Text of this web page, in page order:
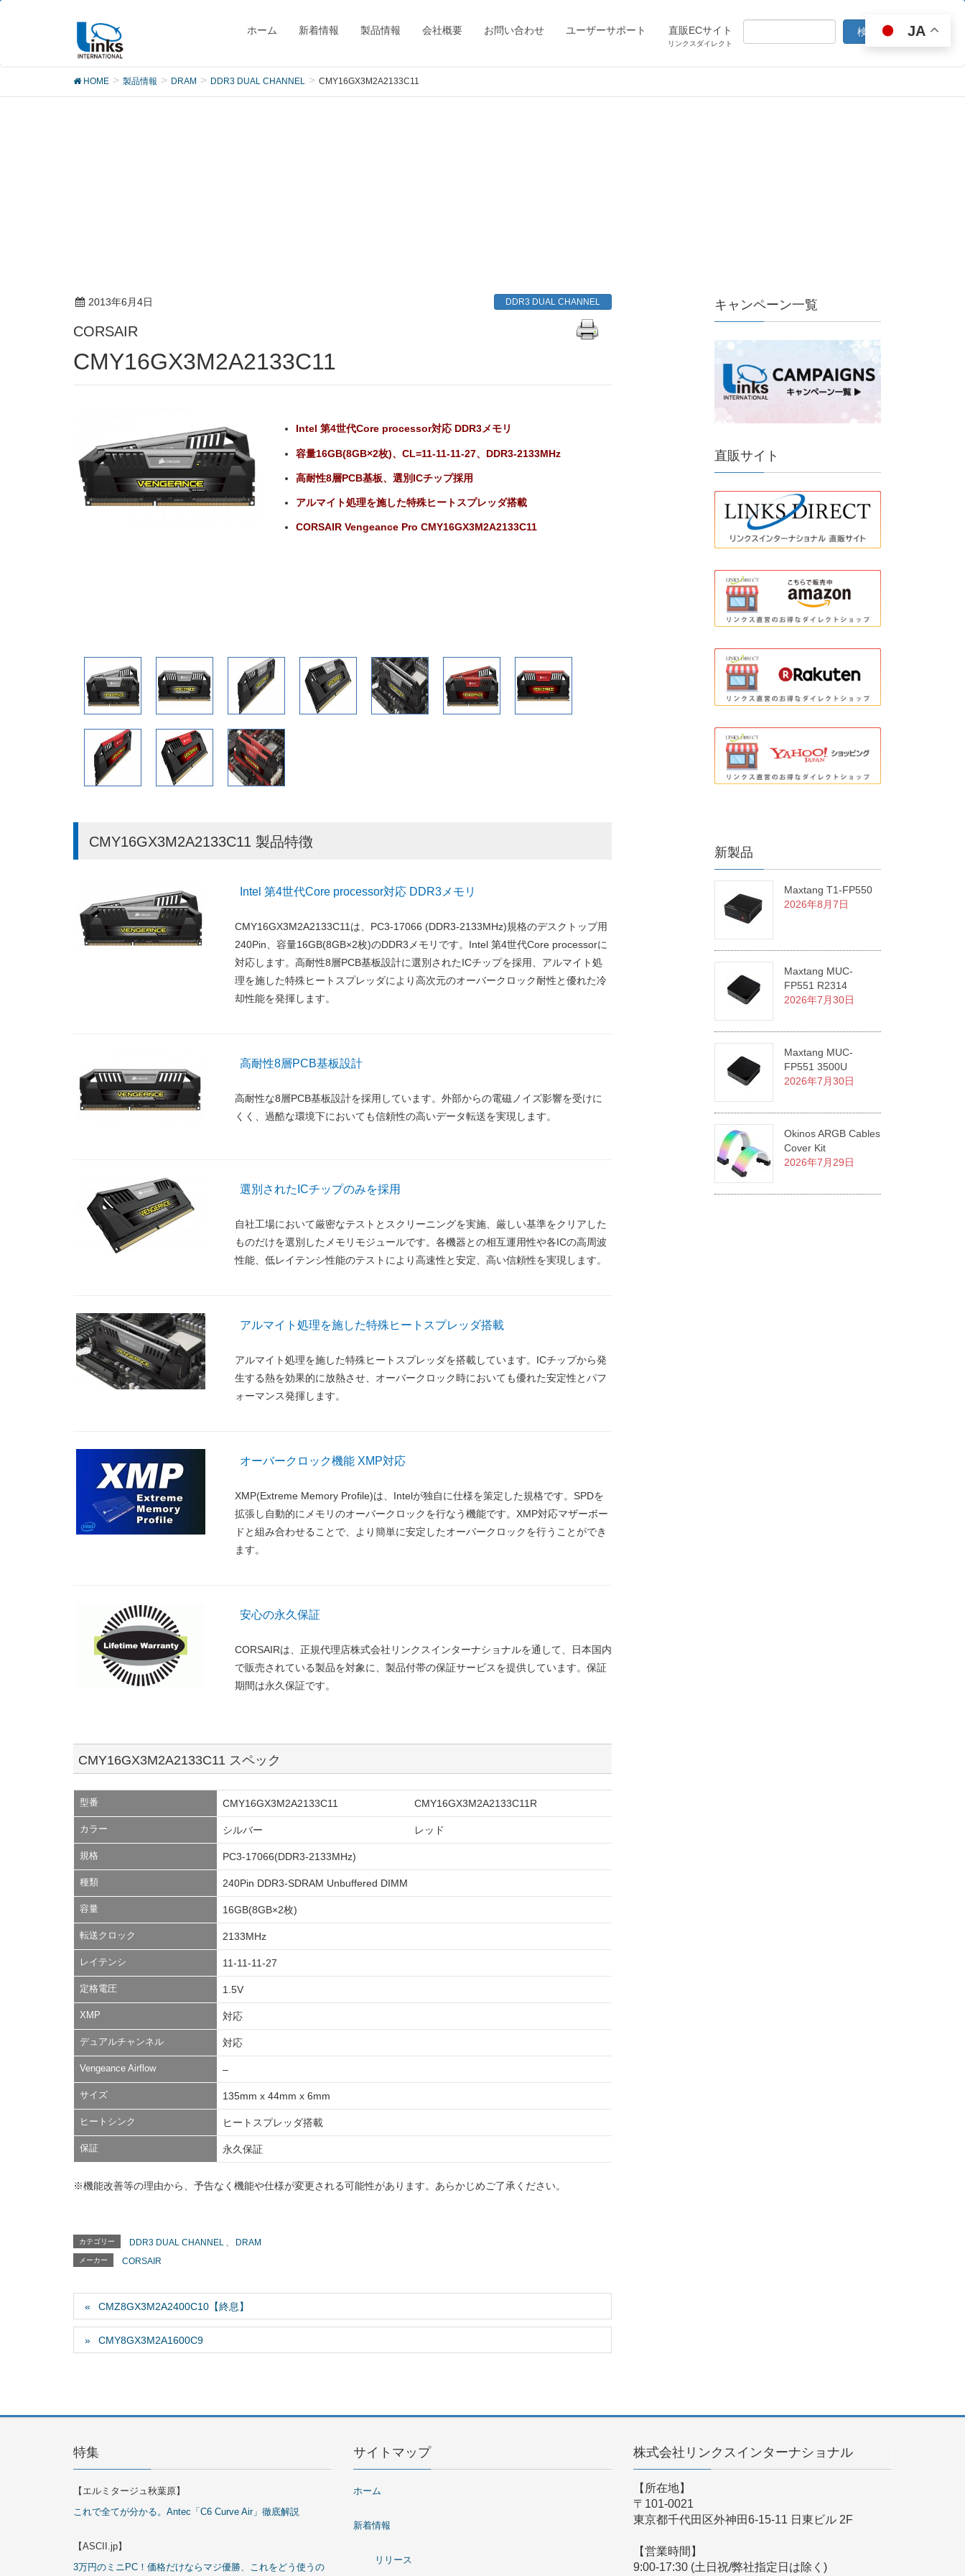
ホーム 新着情報 製品情報 会社概要 お問い合わせ ユーザーサポート 直販ECサイト
リンクスダイレクト
製品
HOME 製品情報 DRAM DDR3 DUAL CHANNEL CMY16GX3M2A2133C11
2013年6月4日 DDR3 DUAL CHANNEL
CORSAIR
CMY16GX3M2A2133C11
Intel 第4世代Core processor対応 DDR3メモリ
容量16GB(8GB×2枚)、CL=11-11-11-27、DDR3-2133MHz
高耐性8層PCB基板、選別ICチップ採用
アルマイト処理を施した特殊ヒートスプレッダ搭載
CORSAIR Vengeance Pro CMY16GX3M2A2133C11
CMY16GX3M2A2133C11 製品特徴
Intel 第4世代Core processor対応 DDR3メモリ
CMY16GX3M2A2133C11は、PC3-17066 (DDR3-2133MHz)規格のデスクトップ用
240Pin、容量16GB(8GB×2枚)のDDR3メモリです。Intel 第4世代Core processorに
対応します。高耐性8層PCB基板設計に選別されたICチップを採用、アルマイト処
理を施した特殊ヒートスプレッダにより高次元のオーバークロック耐性と優れた冷
却性能を発揮します。
高耐性8層PCB基板設計
高耐性な8層PCB基板設計を採用しています。外部からの電磁ノイズ影響を受けに
くく、過酷な環境下においても信頼性の高いデータ転送を実現します。
選別されたICチップのみを採用
自社工場において厳密なテストとスクリーニングを実施、厳しい基準をクリアした
ものだけを選別したメモリモジュールです。各機器との相互運用性や各ICの高周波
性能、低レイテンシ性能のテストにより高速性と安定、高い信頼性を実現します。
アルマイト処理を施した特殊ヒートスプレッダ搭載
アルマイト処理を施した特殊ヒートスプレッダを搭載しています。ICチップから発
生する熱を効果的に放熱させ、オーバークロック時においても優れた安定性とパフ
ォーマンス発揮します。
オーバークロック機能 XMP対応
XMP(Extreme Memory Profile)は、Intelが独自に仕様を策定した規格です。SPDを
拡張し自動的にメモリのオーバークロックを行なう機能です。XMP対応マザーボー
ドと組み合わせることで、より簡単に安定したオーバークロックを行うことができ
ます。
安心の永久保証
CORSAIRは、正規代理店株式会社リンクスインターナショナルを通して、日本国内
で販売されている製品を対象に、製品付帯の保証サービスを提供しています。保証
期間は永久保証です。
CMY16GX3M2A2133C11 スペック
型番 CMY16GX3M2A2133C11 CMY16GX3M2A2133C11R
カラー シルバー レッド
規格 PC3-17066(DDR3-2133MHz)
種類 240Pin DDR3-SDRAM Unbuffered DIMM
容量 16GB(8GB×2枚)
転送クロック 2133MHz
レイテンシ 11-11-11-27
定格電圧 1.5V
XMP 対応
デュアルチャンネル 対応
Vengeance Airflow –
サイズ 135mm x 44mm x 6mm
ヒートシンク ヒートスプレッダ搭載
保証 永久保証
※機能改善等の理由から、予告なく機能や仕様が変更される可能性があります。あらかじめご了承ください。
カテゴリー DDR3 DUAL CHANNEL DRAM
メーカー CORSAIR
CMZ8GX3M2A2400C10【終息】
CMY8GX3M2A1600C9
キャンペーン一覧
直販サイト
新製品
Maxtang T1-FP550
2026年8月7日
Maxtang MUC-
FP551 R2314
2026年7月30日
Maxtang MUC-
FP551 3500U
2026年7月30日
Okinos ARGB Cables
Cover Kit
2026年7月29日
特集
【エルミタージュ秋葉原】
これで全てが分かる。Antec「C6 Curve Air」徹底解説
【ASCII.jp】
3万円のミニPC！価格だけならマジ優勝、これをどう使うの
サイトマップ
ホーム
新着情報
リリース
株式会社リンクスインターナショナル
【所在地】
〒101-0021
東京都千代田区外神田6-15-11 日東ビル 2F
【営業時間】
9:00-17:30 (土日祝/弊社指定日は除く)
JA